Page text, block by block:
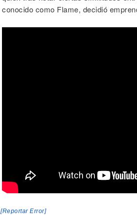
conocido como Flame, decidió
[Reportar Error]